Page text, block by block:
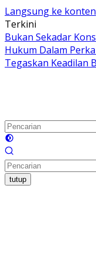
Langsung ke konten
Terkini
Bukan Sekadar
Hukum Dalam
Tegaskan Keadilan
tutup